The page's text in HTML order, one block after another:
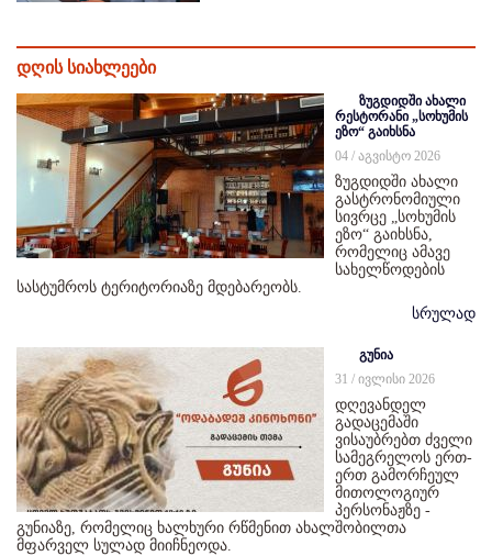
დღის სიახლეები
ზუგდიდში ახალი
რესტორანი „სოხუმის
ეზო“ გაიხსნა
04 / აგვისტო 2026
ზუგდიდში ახალი
გასტრონომიული
სივრცე „სოხუმის
ეზო“ გაიხსნა,
რომელიც ამავე
სახელწოდების
სასტუმროს ტერიტორიაზე მდებარეობს.
სრულად
გუნია
31 / ივლისი 2026
დღევანდელ
გადაცემაში
ვისაუბრებთ ძველი
სამეგრელოს ერთ-
ერთ გამორჩეულ
მითოლოგიურ
პერსონაჟზე -
გუნიაზე, რომელიც ხალხური რწმენით ახალშობილთა
მფარველ სულად მიიჩნეოდა.